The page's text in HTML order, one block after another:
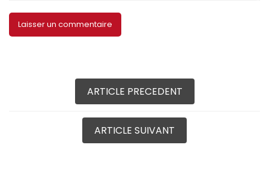
ARTICLE PRECEDENT
ARTICLE SUIVANT